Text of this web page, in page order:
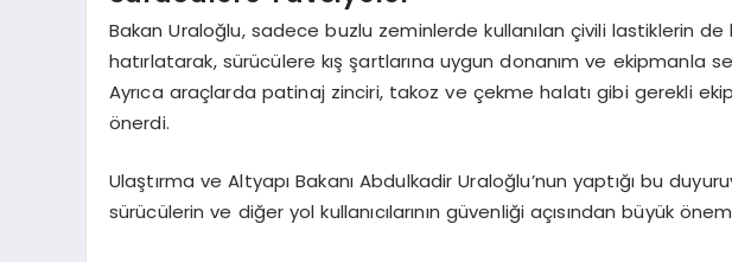
Bakan Uraloğlu, sadece buzlu zeminlerde kullanılan çivili lastiklerin
hatırlatarak, sürücülere kış şartlarına uygun donanım ve ekipmanla
Ayrıca araçlarda patinaj zinciri, takoz ve çekme halatı gibi gerekli
önerdi.
Ulaştırma ve Altyapı Bakanı Abdulkadir Uraloğlu’nun yaptığı bu
sürücülerin ve diğer yol kullanıcılarının güvenliği açısından büyük